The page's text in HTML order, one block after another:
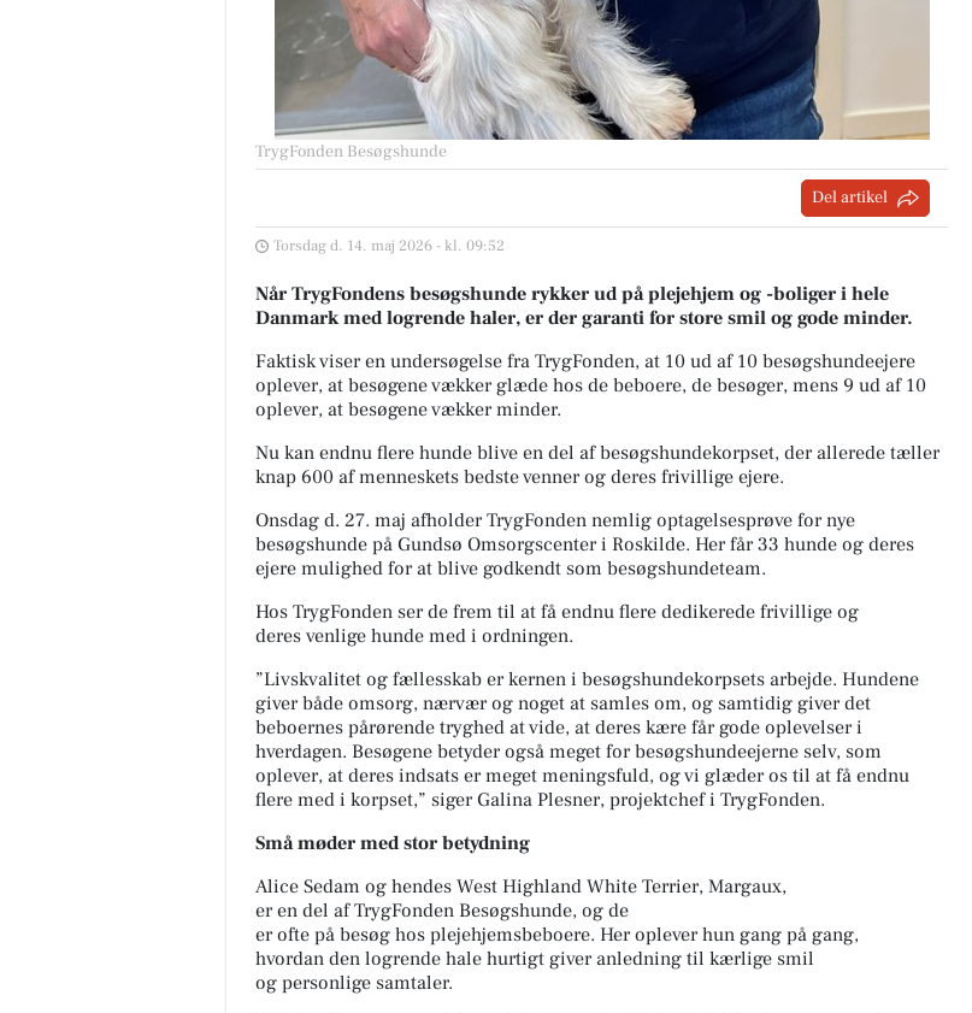
TrygFonden Besøgshunde
Del artikel
Torsdag d. 14. maj 2026 - kl. 09:52
Når TrygFondens besøgshunde rykker ud på plejehjem og -boliger i hele
Danmarkmed logrende haler, er der garanti for store smil og gode minder.
Faktisk viser en undersøgelse fra TrygFonden, at 10 ud af 10 besøgshundeejere
oplever, at besøgene vækker glæde hos de beboere, de besøger, mens 9 ud af 10
oplever, at besøgene vækker minder.
Nu kan endnu flere hunde blive en del afbesøgshundekorpset, der allerede tæller
knap 600 afmenneskets bedste vennerog deres frivillige ejere.
Onsdag d. 27. maj afholderTrygFonden nemlig optagelsesprøve for nye
besøgshunde på Gundsø Omsorgscenter i Roskilde. Her får 33 hunde og deres
ejere mulighed for at blive godkendt som besøgshundeteam.
Hos TrygFonden ser de frem til at få endnu flere dedikerede frivillige og
deres venlige hunde med i ordningen.
”Livskvalitet og fællesskab er kernen i besøgshundekorpsets arbejde. Hundene
giver både omsorg, nærvær og noget at samles om, og samtidig giver det
beboernes pårørende tryghed at vide, at deres kære får gode oplevelser i
hverdagen. Besøgene betyder også meget for besøgshundeejerne selv, som
oplever, at deres indsats er meget meningsfuld, og vi glæder os til at få endnu
flere med i korpset,” siger Galina Plesner, projektchef i TrygFonden.
Små møder med stor betydning
Alice Sedam og hendes West Highland White Terrier, Margaux,
eren del af TrygFonden Besøgshunde, og de
erofte på besøg hos plejehjemsbeboere. Her oplever hun gang på gang,
hvordan den logrende hale hurtigt giver anledning til kærlige smil
og personlige samtaler.